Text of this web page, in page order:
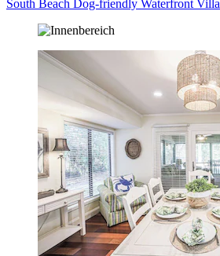
South Beach Dog-friendly Waterfront Villa